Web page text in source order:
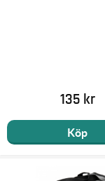
135 kr
Köp